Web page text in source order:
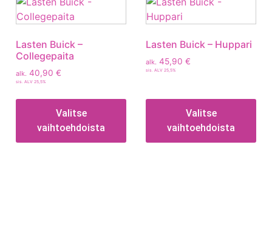
Lasten Buick –
Collegepaita
alk. 40,90 €
sis. ALV 25,5%
Valitse
vaihtoehdoista
Lasten Buick – Huppari
alk. 45,90 €
sis. ALV 25,5%
Valitse
vaihtoehdoista